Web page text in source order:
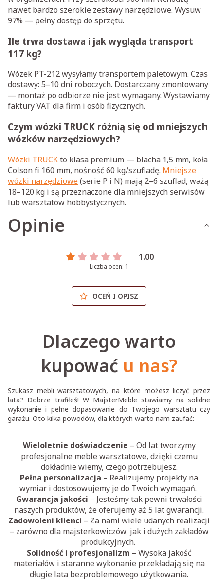
nawet bardzo szerokie zestawy narzędziowe. Wysuw
97% — pełny dostęp do sprzętu.
Ile trwa dostawa i jak wygląda transport
117 kg?
Wózek PT-212 wysyłamy transportem paletowym. Czas
dostawy: 5–10 dni roboczych. Dostarczany zmontowany
— montaż po odbiorze nie jest wymagany. Wystawiamy
faktury VAT dla firm i osób fizycznych.
Czym wózki TRUCK różnią się od mniejszych
wózków narzędziowych?
Wózki TRUCKto klasa premium — blacha 1,5 mm, koła
Colson fi 160 mm, nośność 60 kg/szufladę. Mniejsze
wózki narzędziowe(serie P i N) mają 2–6 szuflad, ważą
18–120 kg i są przeznaczone dla mniejszych serwisów
lub warsztatów hobbystycznych.
Opinie
1.00
Liczba ocen: 1
OCEŃ I OPISZ
Dlaczego warto
kupować u nas?
Szukasz mebli warsztatowych, na które możesz liczyć przez
lata? Dobrze trafiłeś! W MajsterMeble stawiamy na solidne
wykonanie i pełne dopasowanie do Twojego warsztatu czy
garażu. Oto kilka powodów, dla których warto nam zaufać:
Wieloletnie doświadczenie – Od lat tworzymy
profesjonalne meble warsztatowe, dzięki czemu
dokładnie wiemy, czego potrzebujesz.
Pełna personalizacja – Realizujemy projekty na
wymiar i dostosowujemy je do Twoich wymagań.
Gwarancja jakości – Jesteśmy tak pewni trwałości
naszych produktów, że oferujemy aż 5 lat gwarancji.
Zadowoleni klienci – Za nami wiele udanych realizacji
– zarówno dla majsterkowiczów, jak i dużych zakładów
produkcyjnych.
Solidność i profesjonalizm – Wysoka jakość
materiałów i staranne wykonanie przekładają się na
długie lata bezproblemowego użytkowania.